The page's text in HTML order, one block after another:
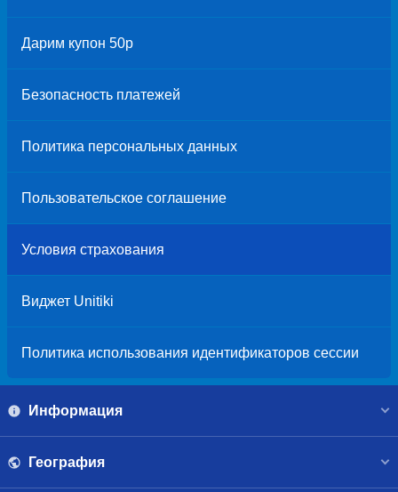
Дарим купон 50р
Безопасность платежей
Политика персональных данных
Пользовательское соглашение
Условия страхования
Виджет Unitiki
Политика использования идентификаторов сессии
Информация
География